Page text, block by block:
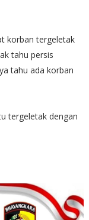
korban tergeletak
tahu persis
tahu ada korban
tergeletak dengan